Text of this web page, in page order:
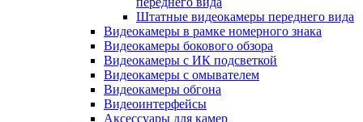
Штатные видеокамеры переднего вида
Видеокамеры в рамке номерного знака
Видеокамеры бокового обзора
Видеокамеры с ИК подсветкой
Видеокамеры с омывателем
Видеокамеры обгона
Видеоинтерфейсы
Аксессуары для камер